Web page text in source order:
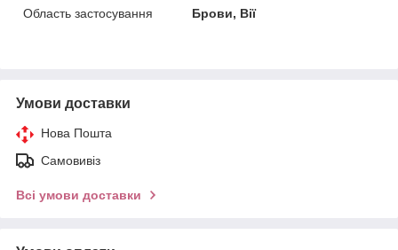
Область застосування
Брови, Вії
Умови доставки
Нова Пошта
Самовивіз
Всі умови доставки